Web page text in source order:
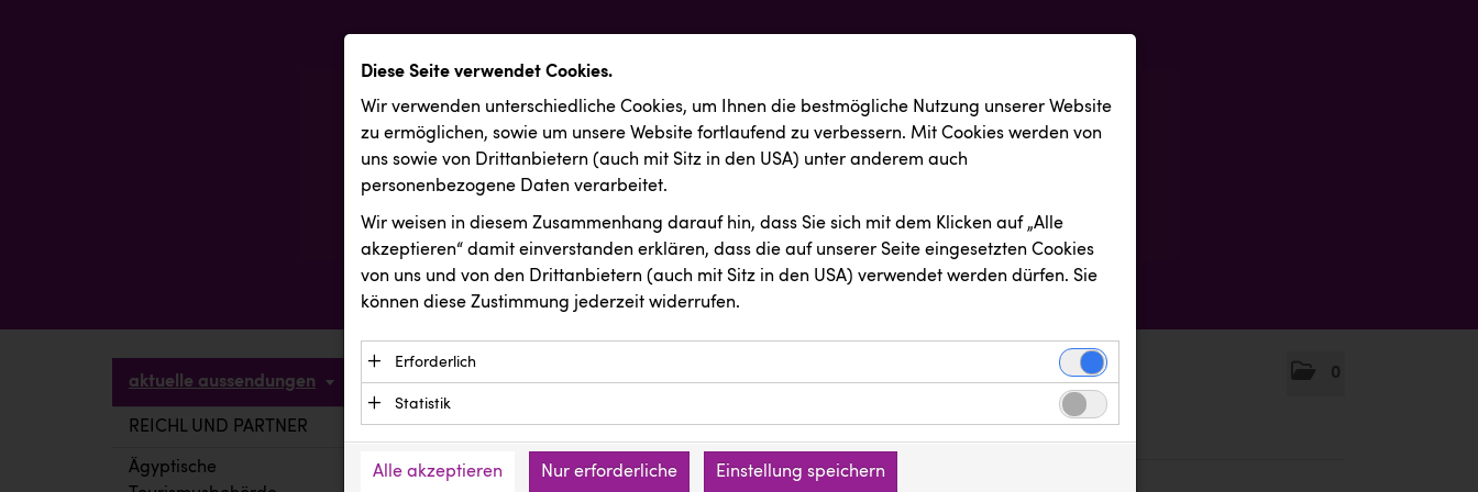
0
aktuelle aussendungen
REICHL UND PARTNER
Ägyptische
Diese Seite verwendet Cookies.
Wir verwenden unterschiedliche Cookies, um Ihnen die best­mögliche Nutzung unserer Website
zu ermöglichen, sowie um unsere Website fortlaufend zu verbessern. Mit Cookies werden von
uns sowie von Drittanbietern (auch mit Sitz in den USA) unter anderem auch
personenbezogene Daten verarbeitet.
Wir weisen in diesem Zusammenhang darauf hin, dass Sie sich mit dem Klicken auf „Alle
akzeptieren“ damit ein­ver­standen erklären, dass die auf unserer Seite eingesetzten Cookies
von uns und von den Drittanbietern (auch mit Sitz in den USA) verwendet werden dürfen. Sie
können diese Zustimmung jederzeit widerrufen.
Erforderlich
Essenzielle Cookies ermöglichen grundlegende Funktionen und sind für die einwandfreie
Funktion der Website erforderlich. Diese Cookies speichern keine personenbezogenen
Daten und werden an keine Dritten übermittelt.
Anbieter: Eigentümer der Website (Erstanbieter)
Statistik
verstehen, wie unsere Besucher unsere Website nutzen.
Alle akzeptieren Nur erforderliche Einstellung speichern